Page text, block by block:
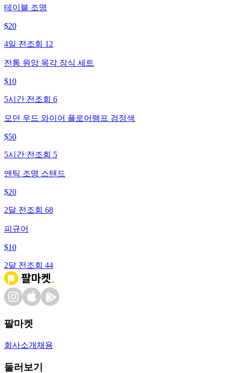
테이블 조명
$20
4일 전 조회 12
전통 원앙 목각 장식 세트
$10
5시간 전 조회 6
모던 우드 와이어 플로어램프 검정색
$50
5시간 전 조회 5
앤틱 조명 스탠드
$20
2달 전 조회 68
피규어
$10
2달 전 조회 44
팔마켓
회사소개 채용
둘러보기